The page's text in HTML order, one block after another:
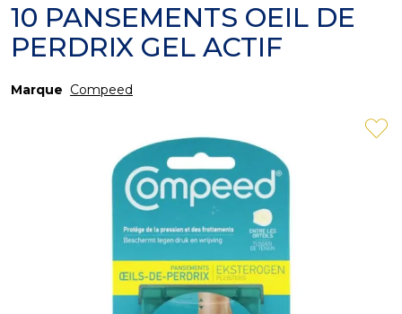
10 PANSEMENTS OEIL DE
PERDRIX GEL ACTIF
Marque Compeed